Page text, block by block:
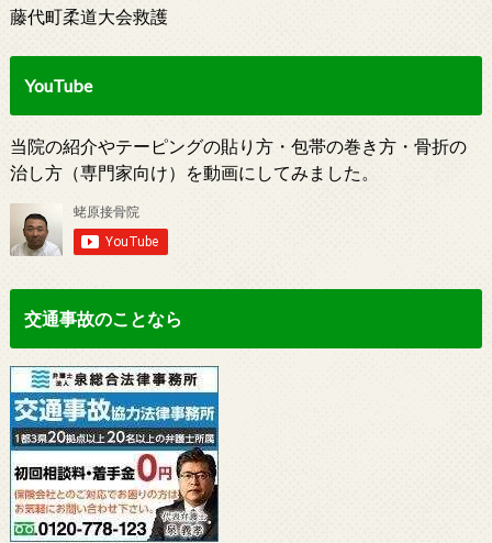
藤代町柔道大会救護
YouTube
当院の紹介やテーピングの貼り方・包帯の巻き方・骨折の
治し方（専門家向け）を動画にしてみました。
交通事故のことなら